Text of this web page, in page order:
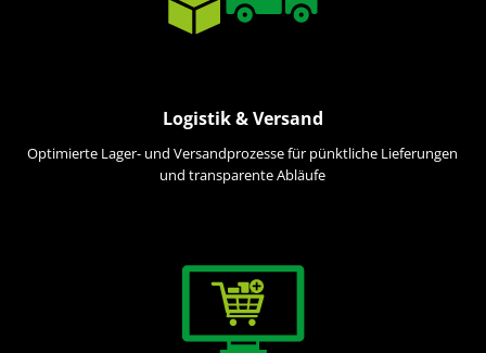
Logistik & Versand
Optimierte Lager- und Versandprozesse für pünktliche Lieferungen
und transparente Abläufe